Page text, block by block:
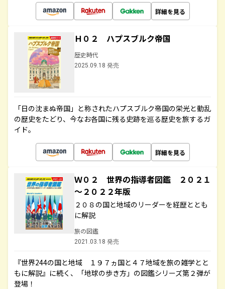
詳細を見る
Ｈ０２ ハプスブルク帝国
歴史時代
2025.09.18 発売
「日の沈まぬ帝国」と称されたハプスブルク帝国の栄光と動乱
の歴史をたどり、今なお各国に残る史跡を巡る歴史を旅するガ
イド。
詳細を見る
Ｗ０２ 世界の指導者図鑑 ２０２１
～２０２２年版
２０８の国と地域のリーダーを経歴ととも
に解説
旅の図鑑
2021.03.18 発売
『世界244の国と地域 １９７ヵ国と４７地域を旅の雑学とと
もに解説』に続く、「地球の歩き方」の図鑑シリーズ第２弾が
登場！